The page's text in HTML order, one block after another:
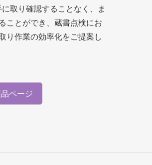
に取り確認することなく、ま
ことができ、蔵書点検にお
り作業の効率化をご提案し
ページ